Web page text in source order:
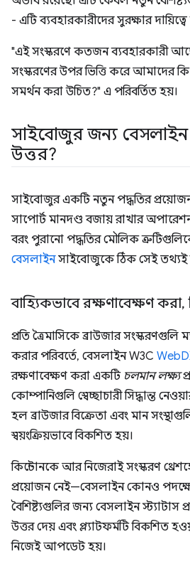
- এটি ব্যবহারকারীদের সুরক্ষার
"এই সংস্করণে কতজন ব্যবহারকারী
সংস্করণের উপর ভিত্তি করে আমাদের
সমর্থন করা উচিত?" এ পরিবর্তিত হয়।
সাইবোজুর জন্য
উত্তর?
সাইবোজুর একটি নতুন পদ্ধতির
সাপোর্ট মানদণ্ড বজায় রাখার
বরং পুরানো পদ্ধতির মৌলিক
বেসলাইনসাইবোজুকে ঠিক সেই তথ্যই
বাহ্যিকভাবে রক্ষণাবেক্ষণ করা,
প্রতি ত্রৈমাসিকে ব্রাউজার সংস্করণগুলি
করার পরিবর্তে, বেসলাইন W3C
রক্ষণাবেক্ষণ করা একটি চলমান লক্ষ্য
কোম্পানিগুলি স্বেচ্ছাচারী সিদ্ধান্ত
হল ব্রাউজার বিক্রেতা এবং মান
স্বয়ংক্রিয়ভাবে বিকশিত হয়।
কিন্টোনকে আর নিজেরাই সংস্করণ
প্রয়োজন নেই—বেসলাইন কোনও
বৈশিষ্ট্যগুলির জন্য বেসলাইন স্ট্যাটাস
উত্তর দেয় এবং প্ল্যাটফর্মটি বিকশিত
নিজেই আপডেট হয়।